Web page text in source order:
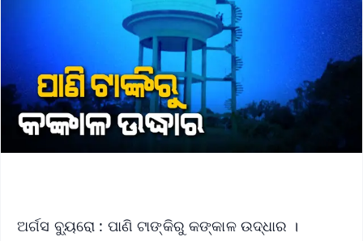
ଅର୍ଗସ ବ୍ୟୁରୋ : ପାଣି ଟାଙ୍କିରୁ କଙ୍କାଳ ଉଦ୍ଧାର ।